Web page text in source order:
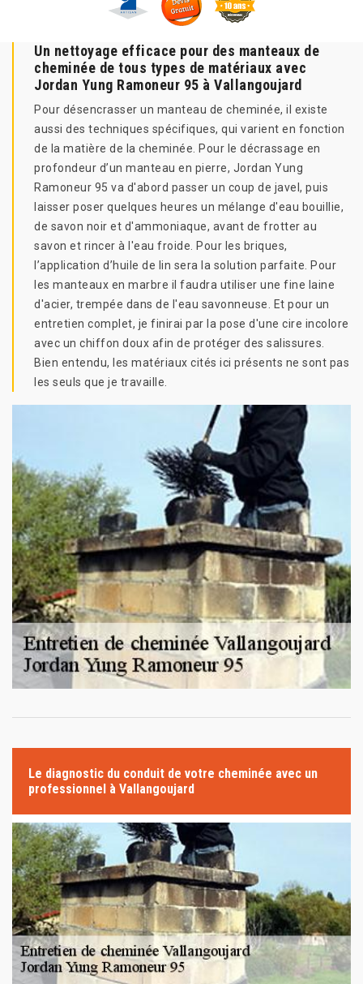
Un nettoyage efficace pour des manteaux de
cheminée de tous types de matériaux avec
Jordan Yung Ramoneur 95 à Vallangoujard
Pour désencrasser un manteau de cheminée, il existe
aussi des techniques spécifiques, qui varient en fonction
de la matière de la cheminée. Pour le décrassage en
profondeur d’un manteau en pierre, Jordan Yung
Ramoneur 95 va d'abord passer un coup de javel, puis
laisser poser quelques heures un mélange d'eau bouillie,
de savon noir et d'ammoniaque, avant de frotter au
savon et rincer à l'eau froide. Pour les briques,
l’application d’huile de lin sera la solution parfaite. Pour
les manteaux en marbre il faudra utiliser une fine laine
d'acier, trempée dans de l'eau savonneuse. Et pour un
entretien complet, je finirai par la pose d'une cire incolore
avec un chiffon doux afin de protéger des salissures.
Bien entendu, les matériaux cités ici présents ne sont pas
les seuls que je travaille.
Le diagnostic du conduit de votre cheminée avec un
professionnel à Vallangoujard